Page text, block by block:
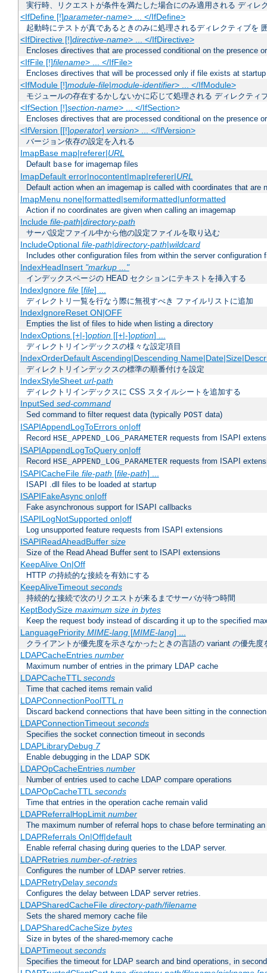
実行時、リクエストが条件を満たした場合にのみ適用される ディレ
<IfDefine [!]parameter-name> ... </IfDefine>
起動時にテストが真であるときのみに処理されるディレクティブを
<IfDirective [!]directive-name> ... </IfDirective>
Encloses directives that are processed conditional on the presence
<IfFile [!]filename> ... </IfFile>
Encloses directives that will be processed only if file exists at startup
<IfModule [!]module-file|module-identifier> ... </IfModule>
モジュールの存在するかしないかに応じて処理される ディレクティ
<IfSection [!]section-name> ... </IfSection>
Encloses directives that are processed conditional on the presence
<IfVersion [[!]operator] version> ... </IfVersion>
バージョン依存の設定を入れる
ImapBase map|referer|URL
Default base for imagemap files
ImapDefault error|nocontent|map|referer|URL
Default action when an imagemap is called with coordinates that are
ImapMenu none|formatted|semiformatted|unformatted
Action if no coordinates are given when calling an imagemap
Include file-path|directory-path
サーバ設定ファイル中から他の設定ファイルを取り込む
IncludeOptional file-path|directory-path|wildcard
Includes other configuration files from within the server configuration
IndexHeadInsert "markup ..."
インデックスページの HEAD セクションにテキストを挿入する
IndexIgnore file[file] ...
ディレクトリ一覧を行なう際に無視すべき ファイルリストに追加
IndexIgnoreReset ON|OFF
Empties the list of files to hide when listing a directory
IndexOptions [+|-]option[[+|-]option] ...
ディレクトリインデックスの様々な設定項目
IndexOrderDefault Ascending|Descending
ディレクトリインデックスの標準の順番付けを設定
IndexStyleSheet url-path
ディレクトリインデックスに CSS スタイルシートを追加する
InputSed sed-command
Sed command to filter request data (typically POST data)
ISAPIAppendLogToErrors on|off
Record HSE_APPEND_LOG_PARAMETER requests from ISAPI
ISAPIAppendLogToQuery on|off
Record HSE_APPEND_LOG_PARAMETER requests from ISAPI
ISAPICacheFile file-path [file-path] ...
ISAPI .dll files to be loaded at startup
ISAPIFakeAsync on|off
Fake asynchronous support for ISAPI callbacks
ISAPILogNotSupported on|off
Log unsupported feature requests from ISAPI extensions
ISAPIReadAheadBuffer size
Size of the Read Ahead Buffer sent to ISAPI extensions
KeepAlive On|Off
HTTP の持続的な接続を有効にする
KeepAliveTimeout seconds
持続的な接続で次のリクエストが来るまでサーバが待つ時間
KeptBodySize maximum size in bytes
Keep the request body instead of discarding it up to the specified
LanguagePriority MIME-lang[MIME-lang] ...
クライアントが優先度を示さなかったときの言語の variant の優先度
LDAPCacheEntries number
Maximum number of entries in the primary LDAP cache
LDAPCacheTTLseconds
Time that cached items remain valid
LDAPConnectionPoolTTLn
Discard backend connections that have been sitting in the
LDAPConnectionTimeout seconds
Specifies the socket connection timeout in seconds
LDAPLibraryDebug 7
Enable debugging in the LDAP SDK
LDAPOpCacheEntries number
Number of entries used to cache LDAP compare operations
LDAPOpCacheTTLseconds
Time that entries in the operation cache remain valid
LDAPReferralHopLimit number
The maximum number of referral hops to chase before terminating
LDAPReferrals On|Off|default
Enable referral chasing during queries to the LDAP server.
LDAPRetries number-of-retries
Configures the number of LDAP server retries.
LDAPRetryDelay seconds
Configures the delay between LDAP server retries.
LDAPSharedCacheFile directory-path/filename
Sets the shared memory cache file
LDAPSharedCacheSize bytes
Size in bytes of the shared-memory cache
LDAPTimeout seconds
Specifies the timeout for LDAP search and bind operations, in